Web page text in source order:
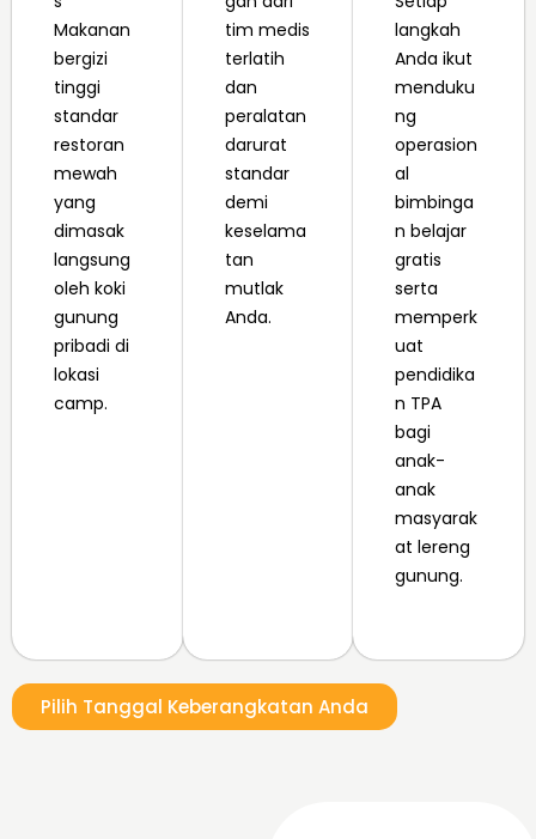
Makanan
bergizi
tinggi
standar
restoran
mewah
yang
dimasak
langsung
oleh koki
gunung
pribadi di
lokasi
camp.
tim medis
terlatih
dan
peralatan
darurat
standar
demi
keselama
tan
mutlak
Anda.
langkah
Anda ikut
menduku
ng
operasion
al
bimbinga
n belajar
gratis
serta
memperk
uat
pendidika
n TPA
bagi
anak-
anak
masyarak
at lereng
gunung.
Pilih Tanggal Keberangkatan Anda